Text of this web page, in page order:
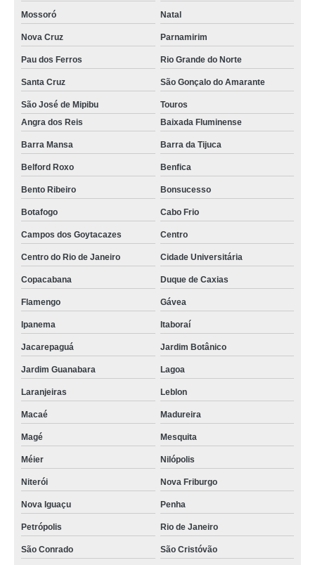
Mossoró Natal
Nova Cruz Parnamirim
Pau dos Ferros Rio Grande do Norte
Santa Cruz São Gonçalo do Amarante
São José de Mipibu
Touros
Angra dos Reis
Baixada Fluminense
Barra Mansa Barra da Tijuca
Belford Roxo Benfica
Bento Ribeiro Bonsucesso
Botafogo Cabo Frio
Campos dos Goytacazes Centro
Centro do Rio de Janeiro Cidade Universitária
Copacabana Duque de Caxias
Flamengo Gávea
Ipanema Itaboraí
Jacarepaguá Jardim Botânico
Jardim Guanabara Lagoa
Laranjeiras Leblon
Macaé Madureira
Magé Mesquita
Méier Nilópolis
Niterói Nova Friburgo
Nova Iguaçu Penha
Petrópolis Rio de Janeiro
São Conrado São Cristóvão